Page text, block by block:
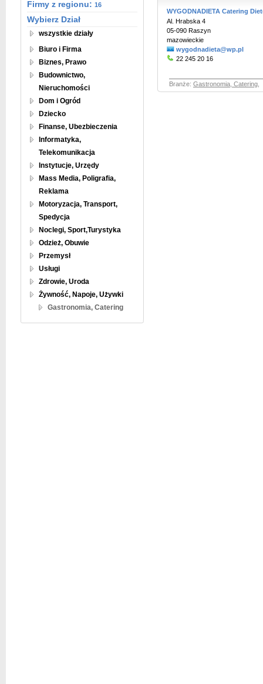
Firmy z regionu: 16
Wybierz Dział
wszystkie działy
Biuro i Firma
Biznes, Prawo
Budownictwo,
Nieruchomości
Dom i Ogród
Dziecko
Finanse, Ubezbieczenia
Informatyka,
Telekomunikacja
Instytucje, Urzędy
Mass Media, Poligrafia,
Reklama
Motoryzacja, Transport,
Spedycja
Noclegi, Sport,Turystyka
Odzież, Obuwie
Przemysł
Usługi
Zdrowie, Uroda
Żywność, Napoje, Używki
Gastronomia, Catering
WYGODNADIETA Catering
Al. Hrabska 4
05-090 Raszyn
mazowieckie
wygodnadieta@wp.pl
22 245 20 16
Branże: Gastronomia, Catering